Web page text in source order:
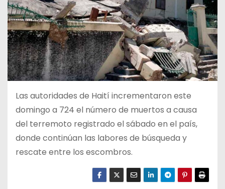
Las autoridades de Haití incrementaron este
domingo a 724 el número de muertos a causa
del terremoto registrado el sábado en el país,
donde continúan las labores de búsqueda y
rescate entre los escombros.